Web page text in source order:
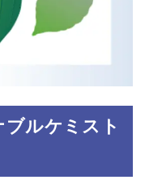
ルケミスト